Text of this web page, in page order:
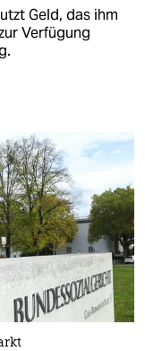
Geld, das ihm
Verfügung